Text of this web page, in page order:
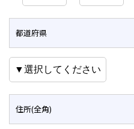
都道府県
住所(全角)